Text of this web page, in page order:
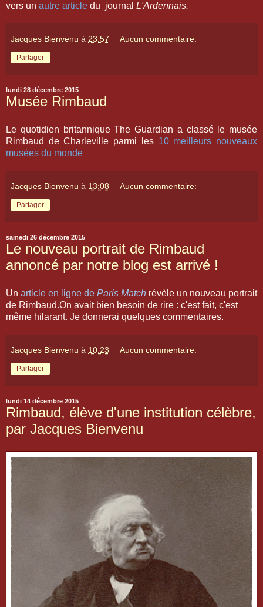
vers un autre article du journal L'Ardennais.
Jacques Bienvenu à 23:57 Aucun commentaire:
Partager
lundi 28 décembre 2015
Musée Rimbaud
Le quotidien britannique The Guardian a classé le musée
Rimbaud de Charleville parmi les 10 meilleurs nouveaux
musées du monde
Jacques Bienvenu à 13:08 Aucun commentaire:
Partager
samedi 26 décembre 2015
Le nouveau portrait de Rimbaud
annoncé par notre blog est arrivé !
Un article en ligne de Paris Match révèle un nouveau portrait
de Rimbaud.On avait bien besoin de rire : c'est fait, c'est
même hilarant. Je donnerai quelques commentaires.
Jacques Bienvenu à 10:23 Aucun commentaire:
Partager
lundi 14 décembre 2015
Rimbaud, élève d'une institution célèbre,
par Jacques Bienvenu